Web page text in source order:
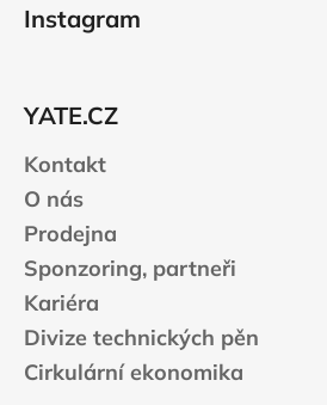
Instagram
YATE.CZ
Kontakt
O nás
Prodejna
Sponzoring, partneři
Kariéra
Divize technických pěn
Cirkulární ekonomika